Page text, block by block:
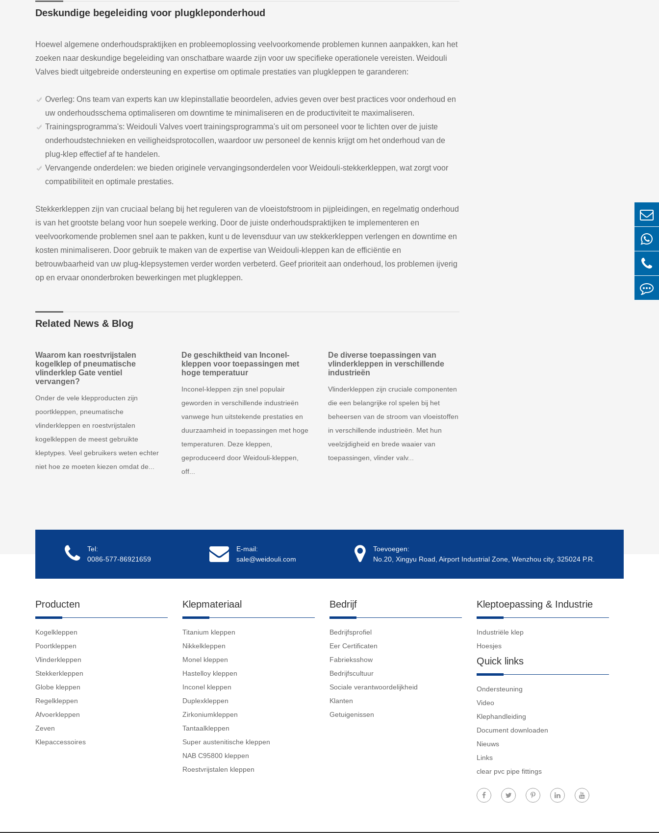
Deskundige begeleiding voor plugkleponderhoud
Hoewel algemene onderhoudspraktijken en probleemoplossing veelvoorkomende problemen kunnen aanpakken, kan het
zoeken naar deskundige begeleiding van onschatbare waarde zijn voor uw specifieke operationele vereisten. Weidouli
Valves biedt uitgebreide ondersteuning en expertise om optimale prestaties van plugkleppen te garanderen:
Overleg: Ons team van experts kan uw klepinstallatie beoordelen, advies geven over best practices voor onderhoud en
uw onderhoudsschema optimaliseren om downtime te minimaliseren en de productiviteit te maximaliseren.
Trainingsprogramma's: Weidouli Valves voert trainingsprogramma's uit om personeel voor te lichten over de juiste
onderhoudstechnieken en veiligheidsprotocollen, waardoor uw personeel de kennis krijgt om het onderhoud van de
plug-klep effectief af te handelen.
Vervangende onderdelen: we bieden originele vervangingsonderdelen voor Weidouli-stekkerkleppen, wat zorgt voor
compatibiliteit en optimale prestaties.
Stekkerkleppen zijn van cruciaal belang bij het reguleren van de vloeistofstroom in pijpleidingen, en regelmatig onderhoud
is van het grootste belang voor hun soepele werking. Door de juiste onderhoudspraktijken te implementeren en
veelvoorkomende problemen snel aan te pakken, kunt u de levensduur van uw stekkerkleppen verlengen en downtime en
kosten minimaliseren. Door gebruik te maken van de expertise van Weidouli-kleppen kan de efficiëntie en
betrouwbaarheid van uw plug-klepsystemen verder worden verbeterd. Geef prioriteit aan onderhoud, los problemen ijverig
op en ervaar ononderbroken bewerkingen met plugkleppen.
Related News & Blog
Waarom kan roestvrijstalen
kogelklep of pneumatische
vlinderklep Gate ventiel
vervangen?
Onder de vele klepproducten zijn
poortkleppen, pneumatische
vlinderkleppen en roestvrijstalen
kogelkleppen de meest gebruikte
kleptypes. Veel gebruikers weten echter
niet hoe ze moeten kiezen omdat de...
De geschiktheid van Inconel-
kleppen voor toepassingen met
hoge temperatuur
Inconel-kleppen zijn snel populair
geworden in verschillende industrieën
vanwege hun uitstekende prestaties en
duurzaamheid in toepassingen met hoge
temperaturen. Deze kleppen,
geproduceerd door Weidouli-kleppen,
off...
De diverse toepassingen van
vlinderkleppen in verschillende
industrieën
Vlinderkleppen zijn cruciale componenten
die een belangrijke rol spelen bij het
beheersen van de stroom van vloeistoffen
in verschillende industrieën. Met hun
veelzijdigheid en brede waaier van
toepassingen, vlinder valv...
Tel:
0086-577-86921659
E-mail:
sale@weidouli.com
Toevoegen:
No.20, Xingyu Road, Airport Industrial Zone, Wenzhou city, 325024 P.R.
Producten
Kogelkleppen
Poortkleppen
Vlinderkleppen
Stekkerkleppen
Globe kleppen
Regelkleppen
Afvoerkleppen
Zeven
Klepaccessoires
Klepmateriaal
Titanium kleppen
Nikkelkleppen
Monel kleppen
Hastelloy kleppen
Inconel kleppen
Duplexkleppen
Zirkoniumkleppen
Tantaalkleppen
Super austenitische kleppen
NAB C95800 kleppen
Roestvrijstalen kleppen
Bedrijf
Bedrijfsprofiel
Eer Certificaten
Fabrieksshow
Bedrijfscultuur
Sociale verantwoordelijkheid
Klanten
Getuigenissen
Kleptoepassing & Industrie
Industriële klep
Hoesjes
Quick links
Ondersteuning
Video
Klephandleiding
Document downloaden
Nieuws
Links
clear pvc pipe fittings